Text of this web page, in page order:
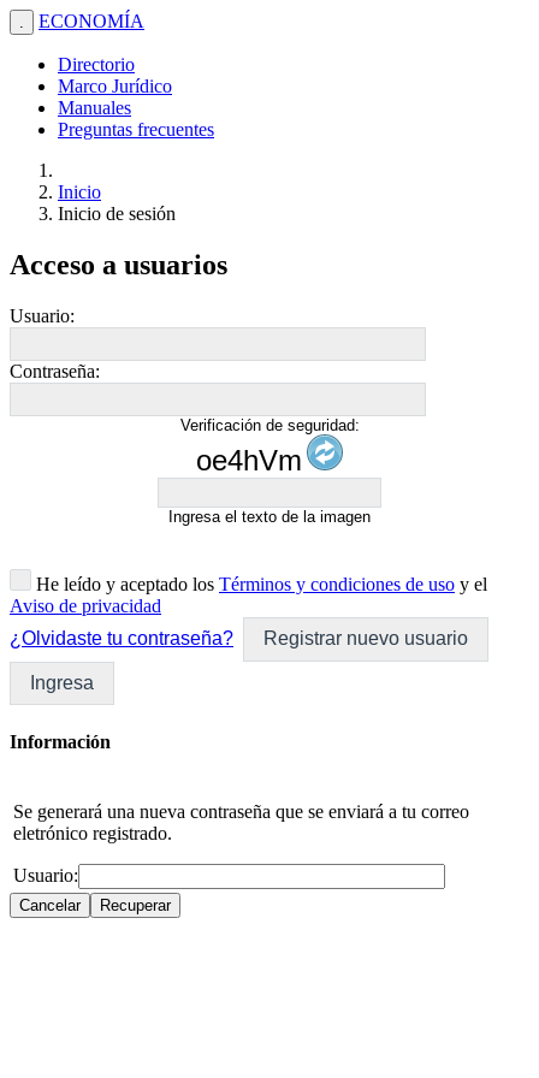
. ECONOMÍA
Directorio
Marco Jurídico
Manuales
Preguntas frecuentes
Inicio
Inicio de sesión
Acceso a usuarios
Usuario:
Contraseña:
Verificación de seguridad:
oe4hVm
Ingresa el texto de la imagen
He leído y aceptado los Términos y condiciones de uso y el
Aviso de privacidad
¿Olvidaste tu contraseña?
Registrar nuevo usuario
Ingresa
Información
Se generará una nueva contraseña que se enviará a tu correo
eletrónico registrado.
Usuario: